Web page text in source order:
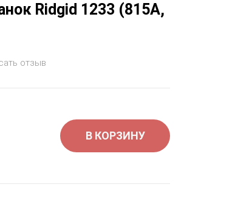
Ridgid 1233 (815А,
отзыв
В КОРЗИНУ